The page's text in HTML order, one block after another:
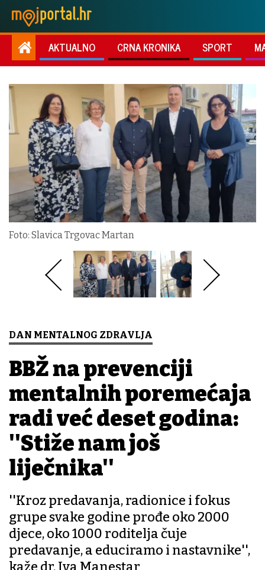
AKTUALNO CRNA KRONIKA SPORT
Foto: Slavica Trgovac Martan
DAN MENTALNOG ZDRAVLJA
BBŽ na prevenciji
mentalnih poremećaja
radi već deset godina:
''Stiže nam još
liječnika''
''Kroz predavanja, radionice i fokus
grupe svake godine prođe oko 2000
djece, oko 1000 roditelja čuje
predavanje, a educiramo i nastavnike'',